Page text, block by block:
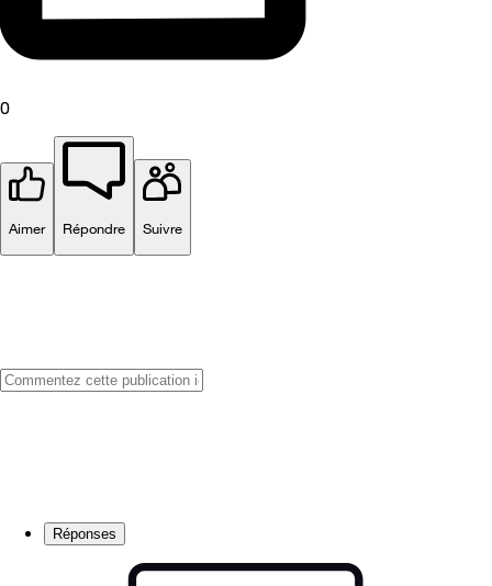
0
Aimer Répondre Suivre
Réponses